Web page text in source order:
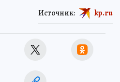
Источник: kp.ru